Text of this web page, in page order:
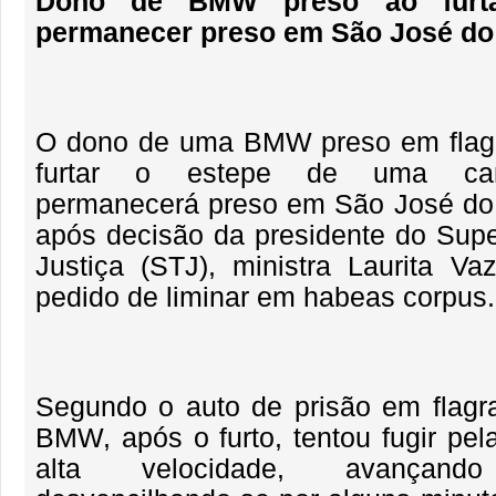
permanecer preso em São José
O dono de uma BMW preso em
furtar o estepe de uma
permanecerá preso em São José
após decisão da presidente do
Justiça (STJ), ministra Laurita
pedido de liminar em habeas corpus.
Segundo o auto de prisão em
BMW, após o furto, tentou fugir
alta velocidade,